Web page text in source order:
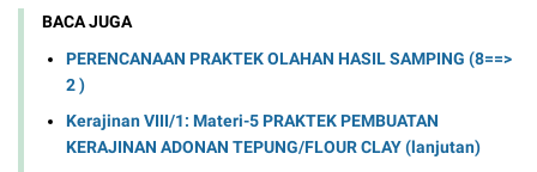
BACA JUGA
PERENCANAAN PRAKTEK OLAHAN HASIL SAMPING (8==>
2 )
Kerajinan VIII/1: Materi-5 PRAKTEK PEMBUATAN
KERAJINAN ADONAN TEPUNG/FLOUR CLAY (lanjutan)